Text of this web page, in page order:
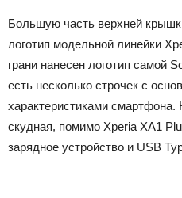
Большую часть верхней
логотип модельной линейки
грани нанесен логотип самой
есть несколько строчек с
характеристиками
скудная, помимо Xperia XA1
зарядное устройство и USB